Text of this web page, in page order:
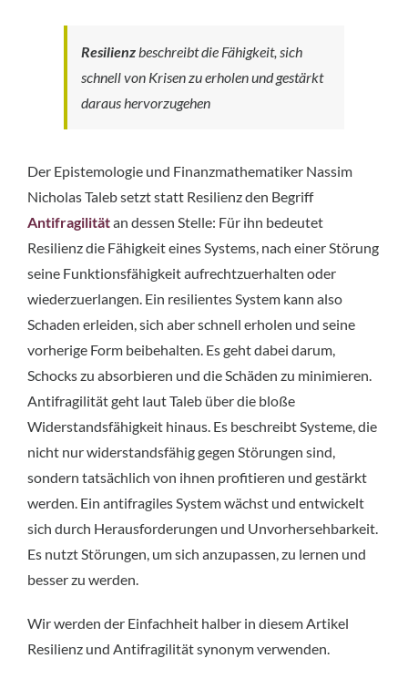
Resilienzbeschreibt die Fähigkeit, sich
schnell von Krisen zu erholen und gestärkt
daraus hervorzugehen
Der Epistemologie und Finanzmathematiker Nassim
Nicholas Taleb setzt statt Resilienz den Begriff
Antifragilität an dessen Stelle: Für ihn bedeutet
Resilienz die Fähigkeit eines Systems, nach einer Störung
seine Funktionsfähigkeit aufrechtzuerhalten oder
wiederzuerlangen. Ein resilientes System kann also
Schaden erleiden, sich aber schnell erholen und seine
vorherige Form beibehalten. Es geht dabei darum,
Schocks zu absorbieren und die Schäden zu minimieren.
Antifragilität geht laut Taleb über die bloße
Widerstandsfähigkeit hinaus. Es beschreibt Systeme, die
nicht nur widerstandsfähig gegen Störungen sind,
sondern tatsächlich von ihnen profitieren und gestärkt
werden. Ein antifragiles System wächst und entwickelt
sich durch Herausforderungen und Unvorhersehbarkeit.
Es nutzt Störungen, um sich anzupassen, zu lernen und
besser zu werden.
Wir werden der Einfachheit halber in diesem Artikel
Resilienz und Antifragilität synonym verwenden.